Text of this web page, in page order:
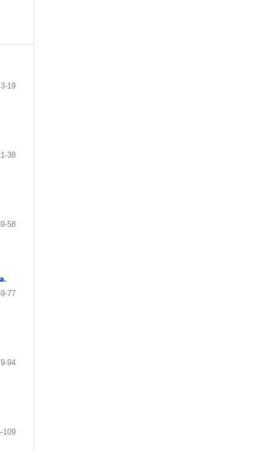
3-19
38
58
77
94
109